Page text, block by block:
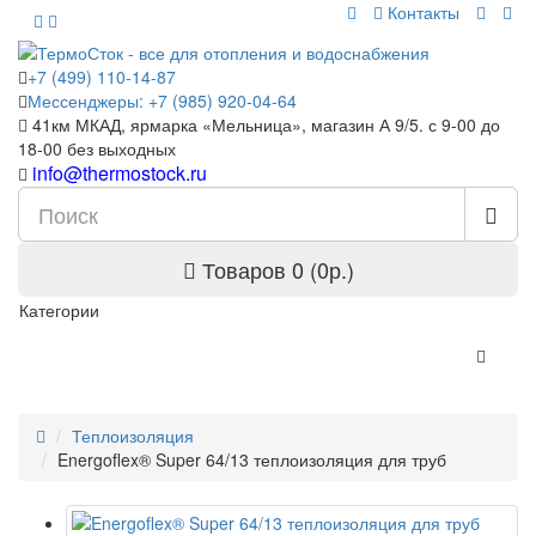
Контакты
+7 (499) 110-14-87
Мессенджеры: +7 (985) 920-04-64
41км МКАД, ярмарка «Мельница», магазин А 9/5. с 9-00 до
18-00 без выходных
info@thermostock.ru
Товаров 0 (0р.)
Категории
Теплоизоляция
Energoflex® Super 64/13 теплоизоляция для труб